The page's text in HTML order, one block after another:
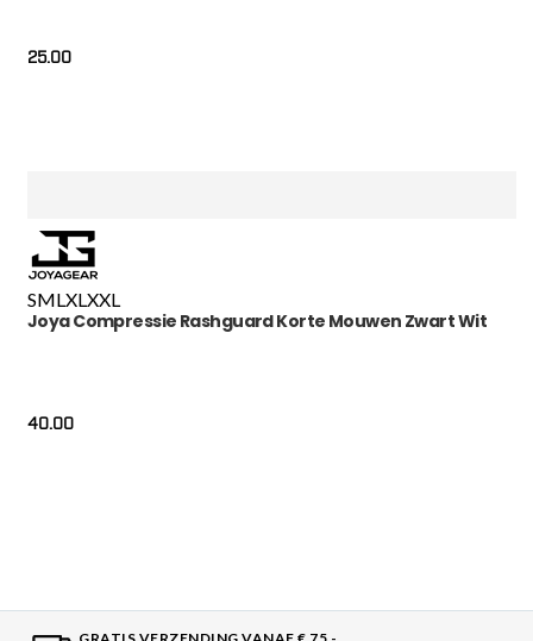
25.00
SMLXLXXL
Joya Compressie Rashguard Korte Mouwen Zwart Wit
40.00